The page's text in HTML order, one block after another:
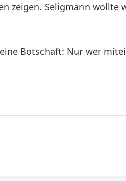
zeigen. Seligmann wollte
Botschaft: Nur wer